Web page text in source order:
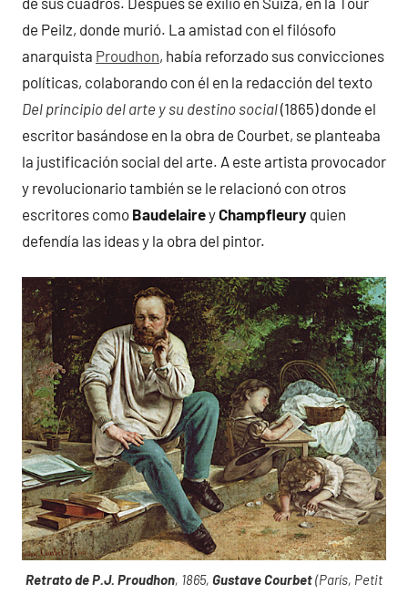
de Peilz, donde murió. La amistad con el filósofo
anarquista Proudhon, había reforzado sus convicciones
políticas, colaborando con él en la redacción del texto
Del principio del arte y su destino social(1865) donde el
escritor basándose en la obra de Courbet, se planteaba
la justificación social del arte. A este artista provocador
y revolucionario también se le relacionó con otros
escritores como BaudelaireyChampfleury quien
defendía las ideas y la obra del pintor.
Retrato de P.J. Proudhon, 1865, Gustave Courbet(París, Petit